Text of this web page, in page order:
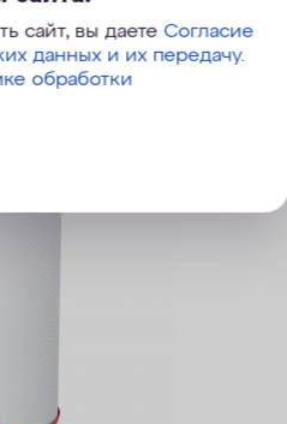
модели
сайт, вы даетеСогласие
данных и их передачу.
обработки